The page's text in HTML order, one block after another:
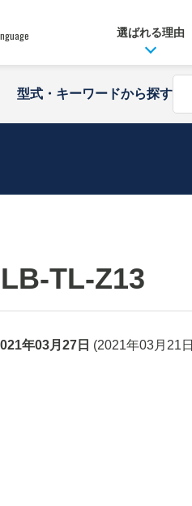
選ばれる理由
型式・キーワードから探す
TL-Z13
年03月27日 (2021年03月21日